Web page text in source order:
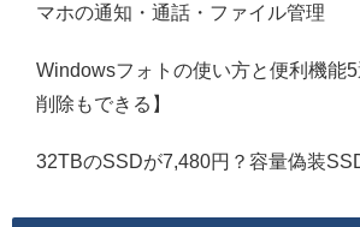
マホの通知・通話・ファイル管理
Windowsフォトの使い方と便利機能
削除もできる】
32TBのSSDが7,480円？容量偽装